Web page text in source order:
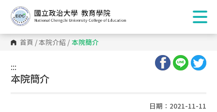
首頁 /本院介紹 / 本院簡介
:::
:::
本院簡介
日期：2021-11-11